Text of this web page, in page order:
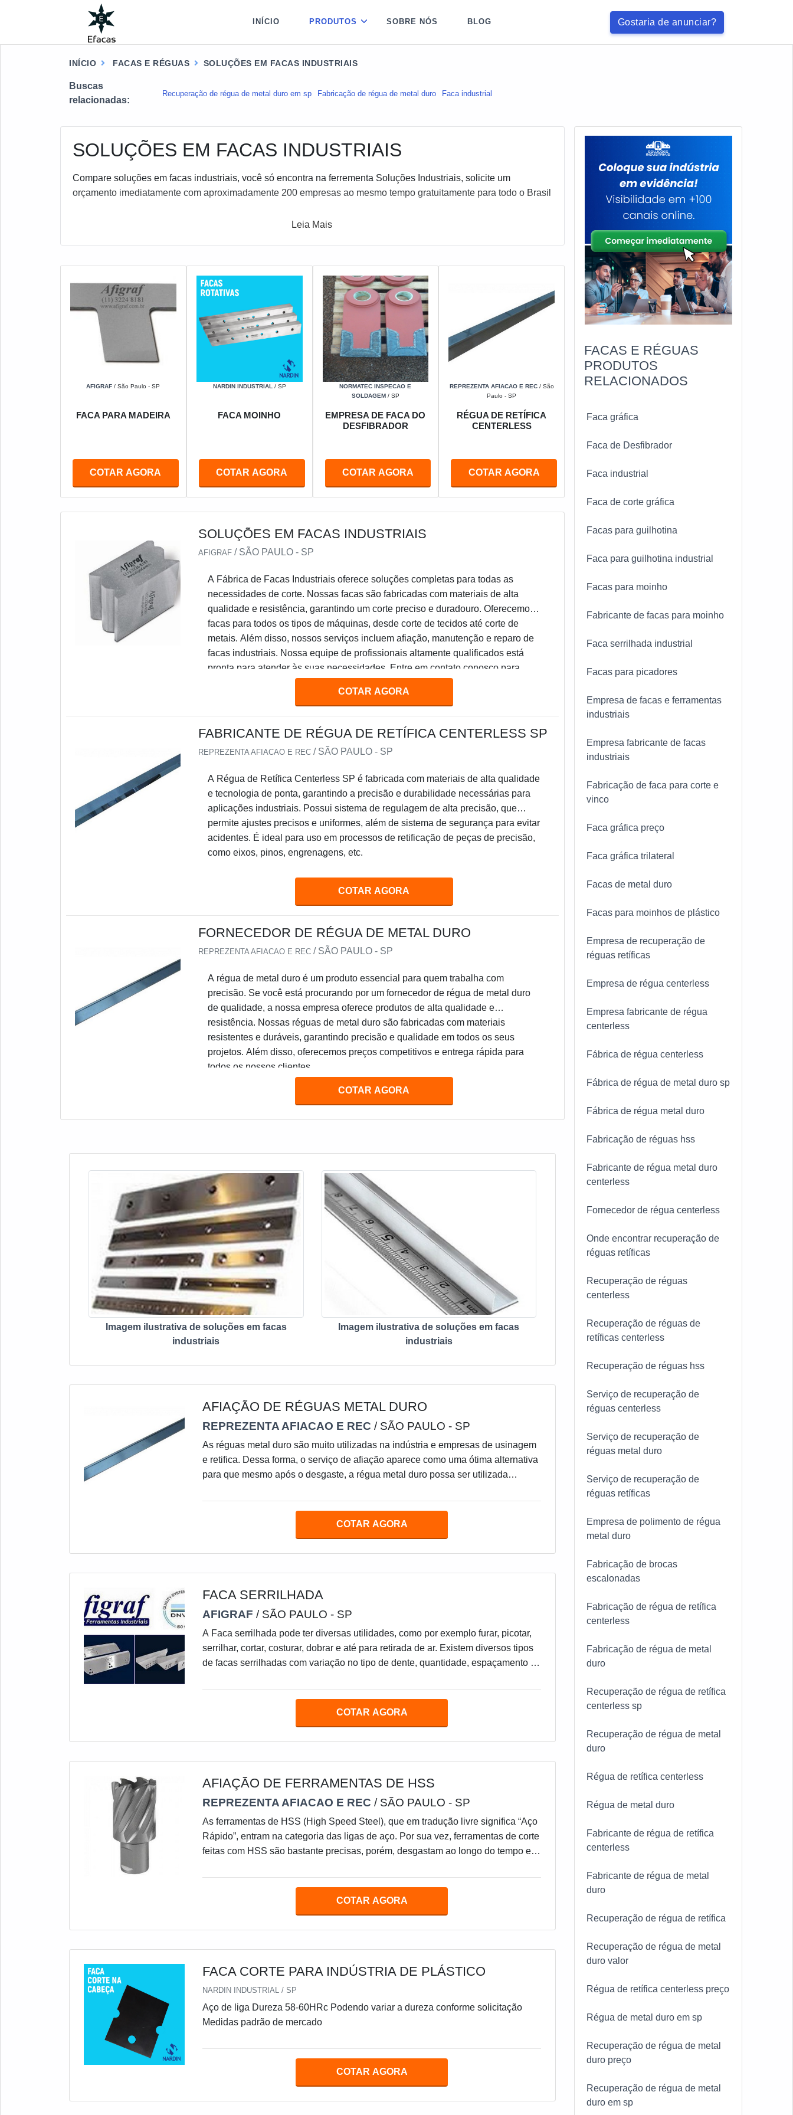
Gostaria de anunciar?
INÍCIO PRODUTOS SOBRE NÓS BLOG
INÍCIO FACAS E RÉGUAS SOLUÇÕES EM FACAS INDUSTRIAIS
Buscas
relacionadas:
Recuperação de régua de metal duro em sp Fabricação de régua de metal duro Faca industrial
SOLUÇÕES EM FACAS INDUSTRIAIS
Compare soluções em facas industriais, você só encontra na ferrementa Soluções Industriais, solicite um
orçamento imediatamente com aproximadamente 200 empresas ao mesmo tempo gratuitamente para todo o Brasil
Leia Mais
AFIGRAF / São Paulo - SP
FACA PARA MADEIRA
COTAR AGORA
NARDIN INDUSTRIAL / SP
FACA MOINHO
COTAR AGORA
NORMATEC INSPECAO E
SOLDAGEM/ SP
EMPRESA DE FACA DO
DESFIBRADOR
COTAR AGORA
REPREZENTA AFIACAO E REC/ São
Paulo - SP
RÉGUA DE RETÍFICA
CENTERLESS
COTAR AGORA
SOLUÇÕES EM FACAS INDUSTRIAIS
AFIGRAF / SÃO PAULO - SP
A Fábrica de Facas Industriais oferece soluções completas para todas as
necessidades de corte. Nossas facas são fabricadas com materiais de alta
qualidade e resistência, garantindo um corte preciso e duradouro. Oferecemos
facas para todos os tipos de máquinas, desde corte de tecidos até corte de
metais. Além disso, nossos serviços incluem afiação, manutenção e reparo de
facas industriais. Nossa equipe de profissionais altamente qualificados está
pronta para atender às suas necessidades. Entre em contato conosco para
obter mais informações sobre nossas soluções em facas industriais.
COTAR AGORA
FABRICANTE DE RÉGUA DE RETÍFICA CENTERLESS SP
REPREZENTA AFIACAO E REC / SÃO PAULO - SP
A Régua de Retífica Centerless SP é fabricada com materiais de alta qualidade
e tecnologia de ponta, garantindo a precisão e durabilidade necessárias para
aplicações industriais. Possui sistema de regulagem de alta precisão, que
permite ajustes precisos e uniformes, além de sistema de segurança para evitar
acidentes. É ideal para uso em processos de retificação de peças de precisão,
como eixos, pinos, engrenagens, etc.
COTAR AGORA
FORNECEDOR DE RÉGUA DE METAL DURO
REPREZENTA AFIACAO E REC / SÃO PAULO - SP
A régua de metal duro é um produto essencial para quem trabalha com
precisão. Se você está procurando por um fornecedor de régua de metal duro
de qualidade, a nossa empresa oferece produtos de alta qualidade e
resistência. Nossas réguas de metal duro são fabricadas com materiais
resistentes e duráveis, garantindo precisão e qualidade em todos os seus
projetos. Além disso, oferecemos preços competitivos e entrega rápida para
todos os nossos clientes.
COTAR AGORA
Imagem ilustrativa de soluções em facas
industriais
Imagem ilustrativa de soluções em facas
industriais
AFIAÇÃO DE RÉGUAS METAL DURO
REPREZENTA AFIACAO E REC / SÃO PAULO - SP
As réguas metal duro são muito utilizadas na indústria e empresas de usinagem
e retifica. Dessa forma, o serviço de afiação aparece como uma ótima alternativa
para que mesmo após o desgaste, a régua metal duro possa ser utilizada
fazer com que o dono precise investir na compra de uma nova ferramenta. Para
tal, é importante contar com a melhor afiação de réguas metal duro.Com isso,
COTAR AGORA
FACA SERRILHADA
AFIGRAF / SÃO PAULO - SP
A Faca serrilhada pode ter diversas utilidades, como por exemplo furar, picotar,
serrilhar, cortar, costurar, dobrar e até para retirada de ar. Existem diversos tipos
de facas serrilhadas com variação no tipo de dente, quantidade, espaçamento e
utilização desse tipo de faca, para que os profissionais da empresa possam
escolher o material mais adequado. Esse tipo de faca tem como importante
COTAR AGORA
AFIAÇÃO DE FERRAMENTAS DE HSS
REPREZENTA AFIACAO E REC / SÃO PAULO - SP
As ferramentas de HSS (High Speed Steel), que em tradução livre significa “Aço
Rápido”, entram na categoria das ligas de aço. Por sua vez, ferramentas de corte
feitas com HSS são bastante precisas, porém, desgastam ao longo do tempo e
de HSS deve ser feita periodicamente nos equipamentos de corte, como brocas,
fresas, machos, guilhotinas e facas industriais. Todas essas ferramentas são
COTAR AGORA
FACA CORTE PARA INDÚSTRIA DE PLÁSTICO
NARDIN INDUSTRIAL / SP
Aço de liga Dureza 58-60HRc Podendo variar a dureza conforme solicitação
Medidas padrão de mercado
COTAR AGORA
FACAS E RÉGUAS
PRODUTOS
RELACIONADOS
Faca gráfica
Faca de Desfibrador
Faca industrial
Faca de corte gráfica
Facas para guilhotina
Faca para guilhotina industrial
Facas para moinho
Fabricante de facas para moinho
Faca serrilhada industrial
Facas para picadores
Empresa de facas e ferramentas
industriais
Empresa fabricante de facas
industriais
Fabricação de faca para corte e
vinco
Faca gráfica preço
Faca gráfica trilateral
Facas de metal duro
Facas para moinhos de plástico
Empresa de recuperação de
réguas retíficas
Empresa de régua centerless
Empresa fabricante de régua
centerless
Fábrica de régua centerless
Fábrica de régua de metal duro sp
Fábrica de régua metal duro
Fabricação de réguas hss
Fabricante de régua metal duro
centerless
Fornecedor de régua centerless
Onde encontrar recuperação de
réguas retíficas
Recuperação de réguas
centerless
Recuperação de réguas de
retíficas centerless
Recuperação de réguas hss
Serviço de recuperação de
réguas centerless
Serviço de recuperação de
réguas metal duro
Serviço de recuperação de
réguas retíficas
Empresa de polimento de régua
metal duro
Fabricação de brocas
escalonadas
Fabricação de régua de retífica
centerless
Fabricação de régua de metal
duro
Recuperação de régua de retífica
centerless sp
Recuperação de régua de metal
duro
Régua de retífica centerless
Régua de metal duro
Fabricante de régua de retífica
centerless
Fabricante de régua de metal
duro
Recuperação de régua de retífica
Recuperação de régua de metal
duro valor
Régua de retífica centerless preço
Régua de metal duro em sp
Recuperação de régua de metal
duro preço
Recuperação de régua de metal
duro em sp